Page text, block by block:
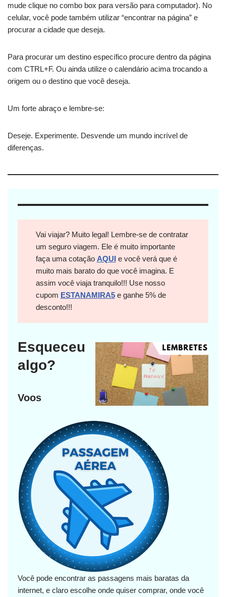
mude clique no combo box para versão para computador). No
celular, você pode também utilizar “encontrar na página” e
procurar a cidade que deseja.
Para procurar um destino específico procure dentro da página
com CTRL+F. Ou ainda utilize o calendário acima trocando a
origem ou o destino que você deseja.
Um forte abraço e lembre-se:
Deseje. Experimente. Desvende um mundo incrível de
diferenças.
Vai viajar? Muito legal! Lembre-se de contratar
um seguro viagem. Ele é muito importante
faça uma cotação AQUIe você verá que é
muito mais barato do que você imagina. E
assim você viaja tranquilo!!! Use nosso
cupom ESTANAMIRA5e ganhe 5% de
desconto!!!
Esqueceu
algo?
Voos
Você pode encontrar as passagens mais baratas da
internet, e claro escolhe onde quiser comprar, onde você